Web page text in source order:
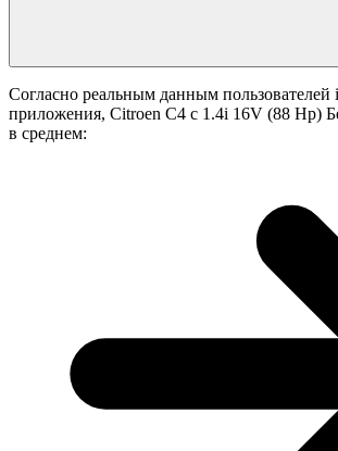
Согласно реальным данным пользователей
приложения, Citroen C4 с 1.4i 16V (88 Hp)
в среднем: